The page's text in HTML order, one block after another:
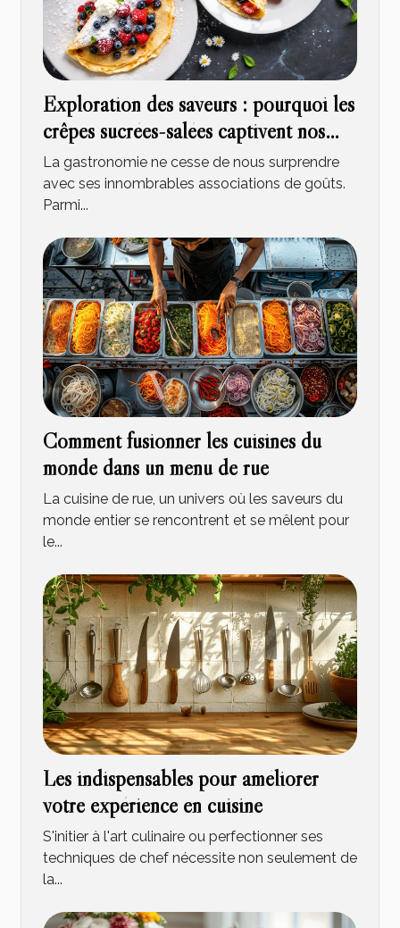
Exploration des saveurs : pourquoi les
crêpes sucrées-salées captivent nos
papilles
La gastronomie ne cesse de nous surprendre
avec ses innombrables associations de goûts.
Parmi...
Comment fusionner les cuisines du
monde dans un menu de rue
La cuisine de rue, un univers où les saveurs du
monde entier se rencontrent et se mêlent pour
le...
Les indispensables pour améliorer
votre expérience en cuisine
S'initier à l'art culinaire ou perfectionner ses
techniques de chef nécessite non seulement de
la...